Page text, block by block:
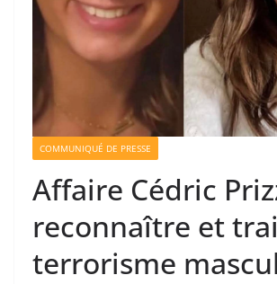
COMMUNIQUÉ DE PRESSE
Affaire Cédric
reconnaître et
terrorisme